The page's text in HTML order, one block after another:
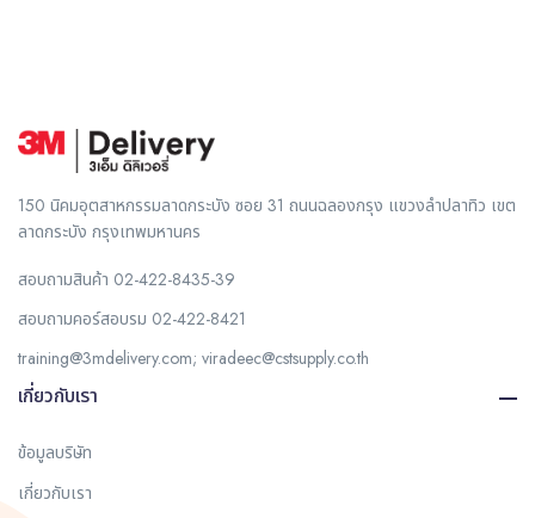
150 นิคมอุตสาหกรรมลาดกระบัง ซอย 31 ถนนฉลองกรุง แขวงลำปลาทิว เขต
ลาดกระบัง กรุงเทพมหานคร
สอบถามสินค้า 02-422-8435-39
สอบถามคอร์สอบรม 02-422-8421
training@3mdelivery.com; viradeec@cstsupply.co.th
เกี่ยวกับเรา
ข้อมูลบริษัท
เกี่ยวกับเรา